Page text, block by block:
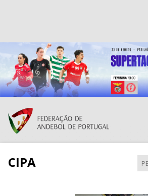
Resultados Andebol
Federação de Andebol de Portugal
Grátis - Disponivel na Play Store
CIPA